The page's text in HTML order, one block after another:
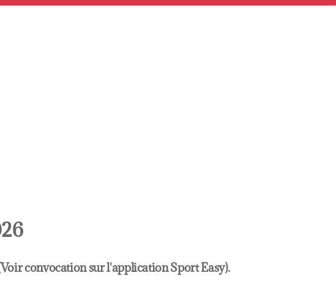
convocation sur l'application Sport Easy).